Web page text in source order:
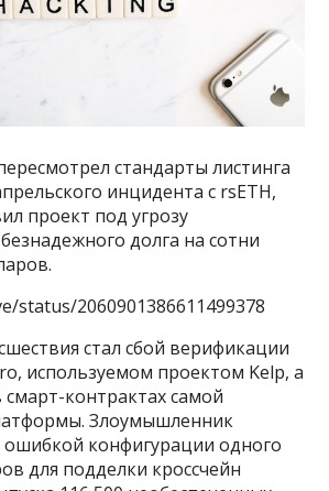
стандарты листинга
инцидента с rsETH,
проект под угрозу
долга на сотни
status/2060901386611499378
стал сбой верификации
используемом проектом Kelp, а
смарт-контрактах самой
Злоумышленник
ошибкой конфигурации одного
для подделки кроссчейн